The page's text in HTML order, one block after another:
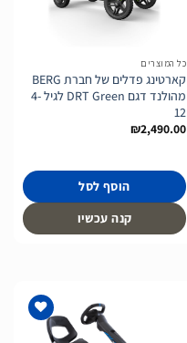
כל המוצרים
קארטינג פדלים של חברת BERG
מהולנד דגם DRT Green לגיל 4-
12
₪2,490.00
הוסף לסל
קנה עכשיו